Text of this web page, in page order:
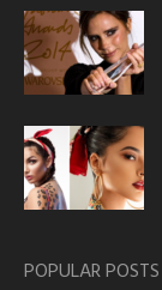
POPULAR POSTS